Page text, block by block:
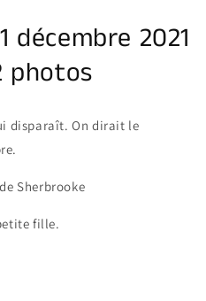
décembre 2021
photos
disparaît. On dirait le
Sherbrooke
fille.